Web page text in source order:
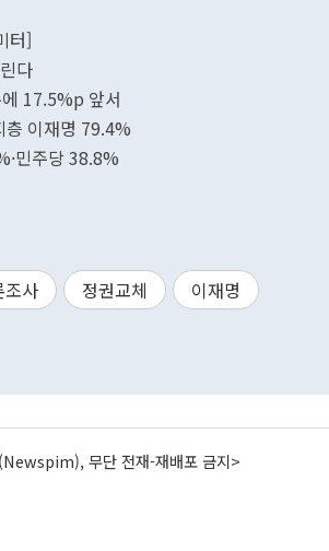
터]
다
17.5%p 앞서
층 이재명 79.4%
민주당 38.8%
조사 정권교체
이재명
무단 전재-재배포 금지>